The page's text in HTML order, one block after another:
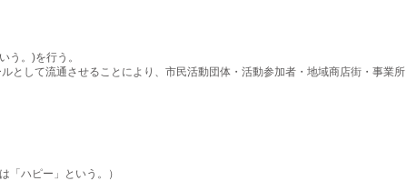
う。)を行う。
して流通させることにより、市民活動団体・活動参加者・地域商店街・事業所
ハピー」という。）